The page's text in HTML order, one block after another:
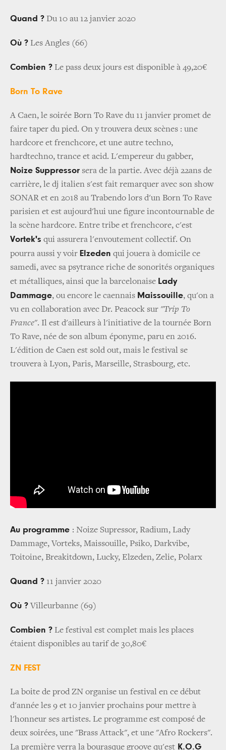
Quand ? Du 10 au 12 janvier 2020
Où ? Les Angles (66)
Combien ? Le pass deux jours est disponible à 49,20€
Born To Rave
A Caen, le soirée Born To Rave du 11 janvier promet de
faire taper du pied. On y trouvera deux scènes : une
hardcore et frenchcore, et une autre techno,
hardtechno, trance et acid. L'empereur du gabber,
Noize Suppressor sera de la partie. Avec déjà 22ans de
carrière, le dj italien s'est fait remarquer avec son show
SONAR et en 2018 au Trabendo lors d'un Born To Rave
parisien et est aujourd'hui une figure incontournable de
la scène hardcore. Entre tribe et frenchcore, c'est
Vortek's qui assurera l'envoutement collectif. On
pourra aussi y voir Elzeden qui jouera à domicile ce
samedi, avec sa psytrance riche de sonorités organiques
et métalliques, ainsi que la barcelonaise Lady
Dammage, ou encore le caennais Maissouille, qu'on a
vu en collaboration avec Dr. Peacock sur "Trip To
France". Il est d'ailleurs à l'initiative de la tournée Born
To Rave, née de son album éponyme, paru en 2016.
L'édition de Caen est sold out, mais le festival se
trouvera à Lyon, Paris, Marseille, Strasbourg, etc.
Au programme : Noize Supressor, Radium, Lady
Dammage, Vorteks, Maissouille, Psiko, Darkvibe,
Toitoine, Breakitdown, Lucky, Elzeden, Zelie, Polarx
Quand ? 11 janvier 2020
Où ?Villeurbanne (69)
Combien ? Le festival est complet mais les places
étaient disponibles au tarif de 30,80€
ZN FEST
La boite de prod ZN organise un festival en ce début
d'année les 9 et 10 janvier prochains pour mettre à
l'honneur ses artistes. Le programme est composé de
deux soirées, une "Brass Attack", et une "Afro Rockers".
La première verra la bourasque groove qu'est K.O.G